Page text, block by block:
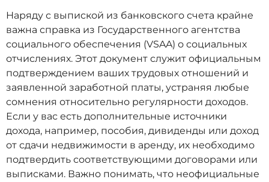
Наряду с выпиской из банковского счета крайне
важна справка из Государственного агентства
социального обеспечения (VSAA) о социальных
отчислениях. Этот документ служит официальным
подтверждением ваших трудовых отношений и
заявленной заработной платы, устраняя любые
сомнения относительно регулярности доходов.
Если у вас есть дополнительные источники
дохода, например, пособия, дивиденды или доход
от сдачи недвижимости в аренду, их необходимо
подтвердить соответствующими договорами или
выписками. Важно понимать, что неофициальные